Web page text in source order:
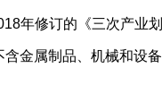
年修订的《三次产业
金属制品、机械和设